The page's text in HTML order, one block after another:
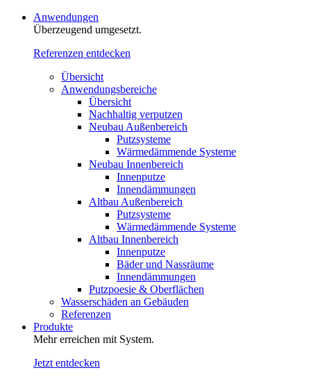
Anwendungen
Überzeugend umgesetzt.
Referenzen entdecken
Übersicht
Anwendungsbereiche
Übersicht
Nachhaltig verputzen
Neubau Außenbereich
Putzsysteme
Wärmedämmende Systeme
Neubau Innenbereich
Innenputze
Innendämmungen
Altbau Außenbereich
Putzsysteme
Wärmedämmende Systeme
Altbau Innenbereich
Innenputze
Bäder und Nassräume
Innendämmungen‍‍‍
Putzpoesie & Oberflächen
Wasserschäden an Gebäuden
Referenzen
Produkte
Mehr erreichen mit System.
Jetzt entdecken